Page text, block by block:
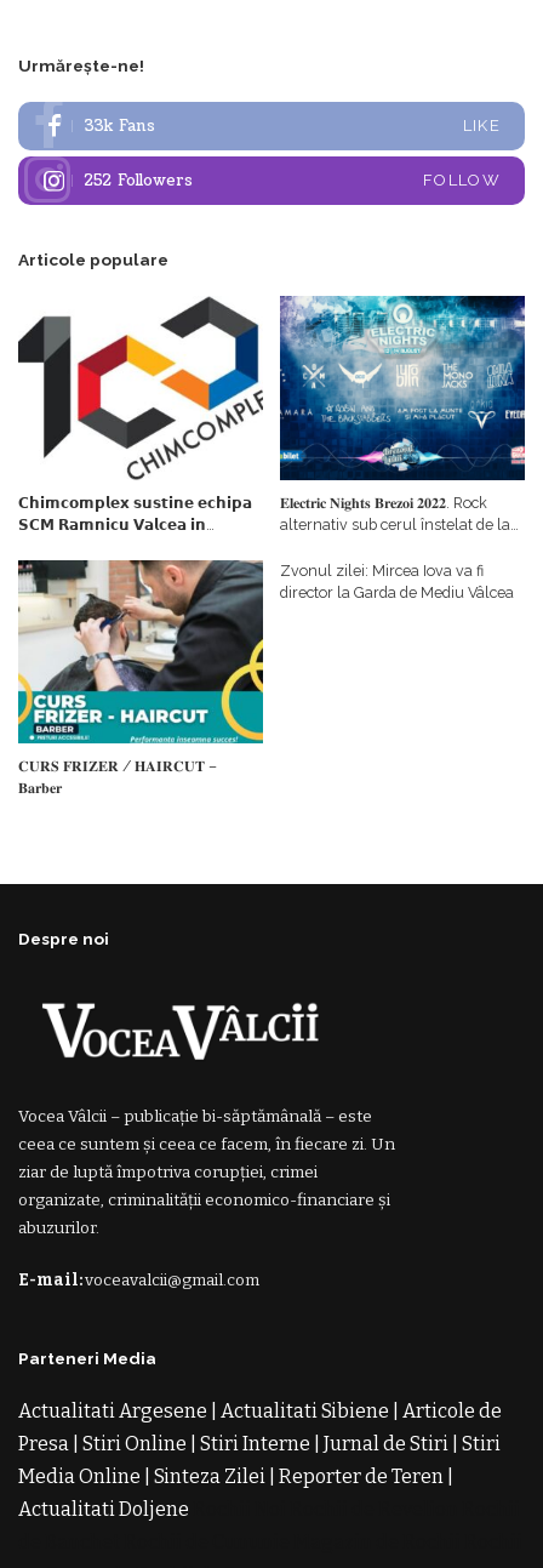
Urmărește-ne!
33k Fans LIKE
252 Followers FOLLOW
Articole populare
𝗖𝗵𝗶𝗺𝗰𝗼𝗺𝗽𝗹𝗲𝘅 𝘀𝘂𝘀𝘁𝗶𝗻𝗲 𝗲𝗰𝗵𝗶𝗽𝗮
𝗦𝗖𝗠 𝗥𝗮𝗺𝗻𝗶𝗰𝘂 𝗩𝗮𝗹𝗰𝗲𝗮 𝗶𝗻
𝗳𝗶𝗻𝗮𝗻𝘁𝗮𝘁𝗼𝗿
𝐄𝐥𝐞𝐜𝐭𝐫𝐢𝐜 𝐍𝐢𝐠𝐡𝐭𝐬 𝐁𝐫𝐞𝐳𝐨𝐢 𝟐𝟎𝟐𝟐. Rock
alternativ sub cerul înstelat de la
𝐂𝐔𝐑𝐒 𝐅𝐑𝐈𝐙𝐄𝐑 / 𝐇𝐀𝐈𝐑𝐂𝐔𝐓 –
𝐁𝐚𝐫𝐛𝐞𝐫
Zvonul zilei: Mircea Iova va fi
director la Garda de Mediu Vâlcea
Despre noi
Vocea Vâlcii – publicație bi-săptămânală – este
ceea ce suntem și ceea ce facem, în fiecare zi. Un
ziar de luptă împotriva corupției, crimei
organizate, criminalității economico-financiare și
abuzurilor.
E-mail:voceavalcii@gmail.com
Parteneri Media
Actualitati Argesene Actualitati Sibiene
Articole de
Presa Stiri Online Stiri Interne Jurnal de Stiri Stiri
Media Online
Sinteza Zilei Reporter de Teren
Actualitati Doljene